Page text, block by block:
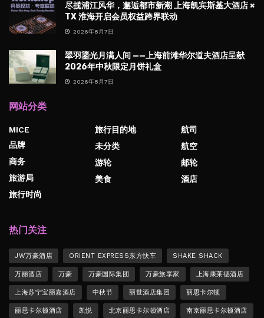
尽揽浦江风华，邂逅都市新潮 上海凯宾斯基大酒店 ×
TX 淮海开启会员权益跨界联动
2026年8月7日
翠羽鎏光月满人间 ——上海前滩华尔道夫酒店呈献
2026年中秋限定月饼礼盒
2026年8月7日
网站分类
MICE
品牌
商务
旅游局
旅行时尚
旅行目的地
未分类
游轮
美食
航司
航空
邮轮
酒店
热门关注
JW万豪酒店 ORIENT EXPRESS东方快车 SHAKE SHACK
万丽酒店 万豪 万豪国际集团 万豪旅享家 上海康莱德酒店
上海苏宁宝丽嘉酒店 中秋节 丽世酒店集团 丽思卡尔顿
丽思卡尔顿酒店 凯悦 北京丽思卡尔顿酒店 南京丽思卡尔顿酒店